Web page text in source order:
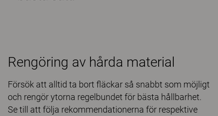
Rengöring av hårda material
Försök att alltid ta bort fläckar så snabbt som möjligt
och rengör ytorna regelbundet för bästa hållbarhet.
Se till att följa rekommendationerna för respektive